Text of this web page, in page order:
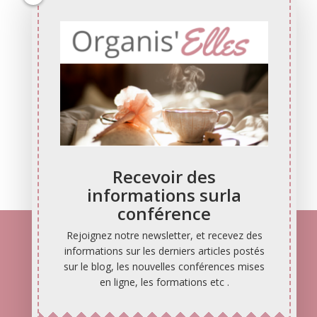
À propos de ce site
Ce sité est dédiée aux Femmes, Mamans, Mamies, Célibataires,
Mariées, Divorcées, à toutes celles qui ont envie de gagner du
temps, de profiter de la vie et de prendre soin d’elles ! C’est
votre portrait ? Alors soyez la bienvenue !
Inscrivez vous
Retrouvez-nous
En ligne, pour une semaine de folie, ici en novembre 2017 !
À propos de ce site
Recevoir des
informations surla
conférence
Rejoignez notre newsletter, et recevez des
informations sur les derniers articles postés
sur le blog, les nouvelles conférences mises
en ligne, les formations etc .